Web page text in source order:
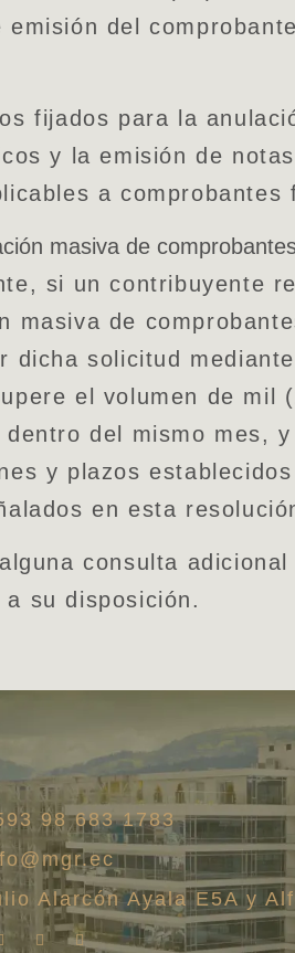
emisión del
fijados para la
y la emisión de
a comprobantes
masiva de
si un contribuyente
masiva de
dicha solicitud
el volumen de mil
dentro del mismo mes,
y plazos
en esta
consulta
a su disposición.
98 683 1783
Alarcón Ayala E5A y